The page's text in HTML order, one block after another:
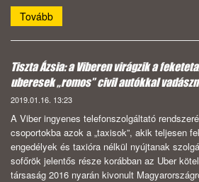
Tovább
Tiszta Ázsia: a Viberen virágzik a
uberesek „romos” civil autókkal
2019.01.16. 13:23
A Viber ingyenes telefonszolgáltató
csoportokba azok a „taxisok”, akik teljesen
engedélyek és taxióra nélkül nyújtanak
sofőrök jelentős része korábban az Uber
társaság 2016 nyarán kivonult